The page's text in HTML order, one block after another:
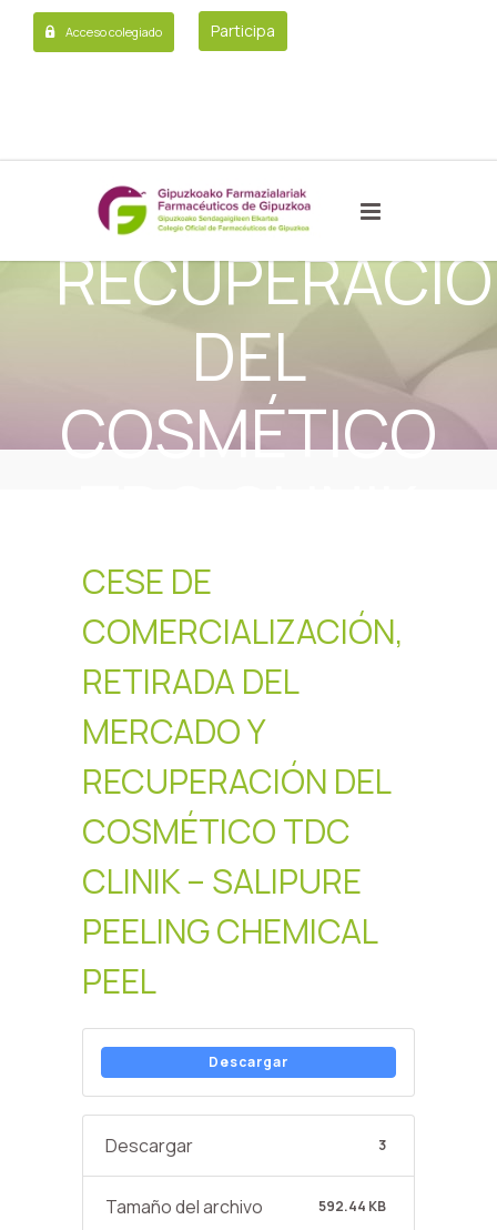
Acceso colegiado Participa
RETIRADA
MERCADO Y
DEL
COSMÉTICO
– SALIPURE
PEELING
CHEMICAL
PEEL
CESE DE
COMERCIALIZACIÓN,
RETIRADA DEL
MERCADO Y
RECUPERACIÓN DEL
COSMÉTICO TDC
CLINIK – SALIPURE
PEELING CHEMICAL
PEEL
Descargar
Descargar 3
Tamaño del archivo 592.44 KB